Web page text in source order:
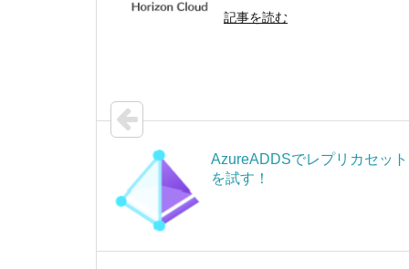
記事を読む
AzureADDSでレプリカセット
を試す！